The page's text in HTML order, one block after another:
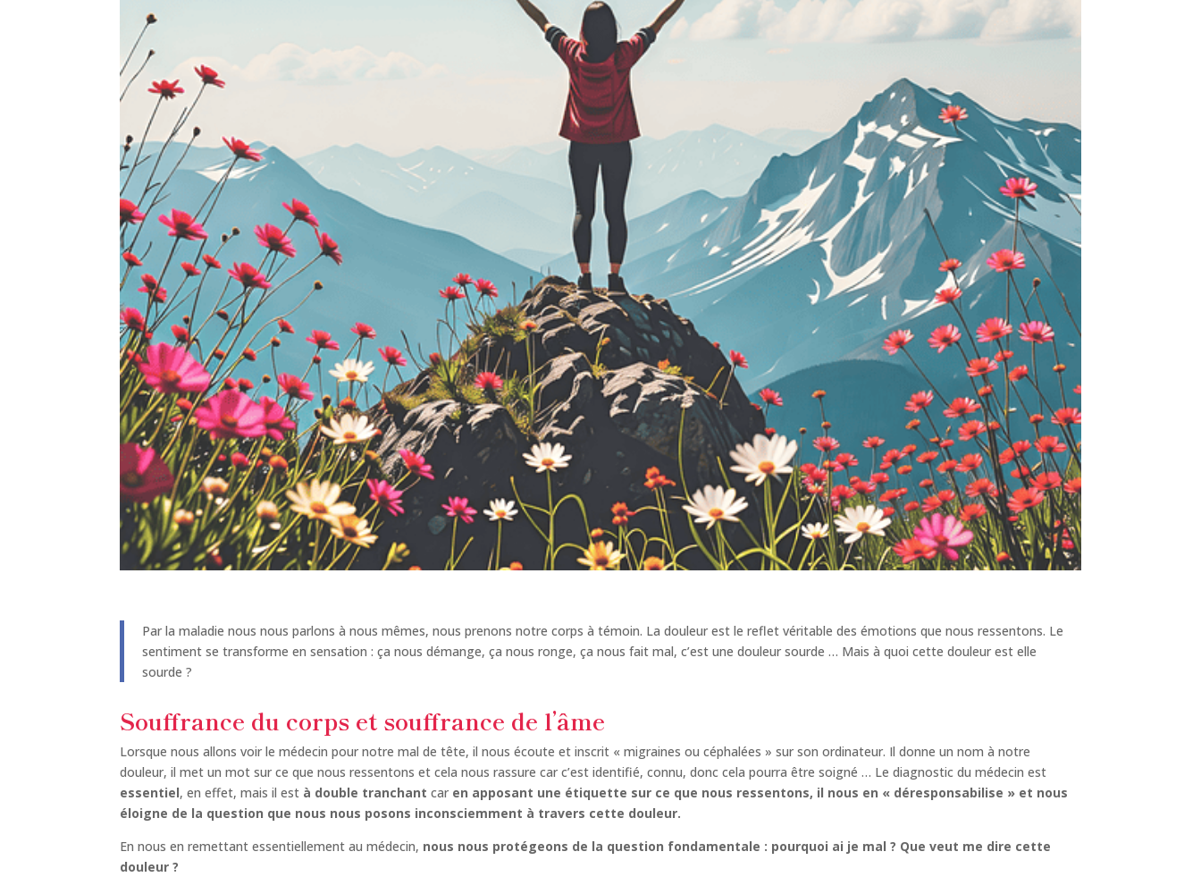
Par la maladie nous nous parlons à nous mêmes, nous prenons notre corps à témoin. La douleur est le reflet véritable des émotions que nous ressentons. Le
sentiment se transforme en sensation : ça nous démange, ça nous ronge, ça nous fait mal, c’est une douleur sourde … Mais à quoi cette douleur est elle
sourde ?
Souffrance du corps et souffrance de l’âme
Lorsque nous allons voir le médecin pour notre mal de tête, il nous écoute et inscrit « migraines ou céphalées » sur son ordinateur. Il donne un nom à notre
douleur, il met un mot sur ce que nous ressentons et cela nous rassure car c’est identifié, connu, donc cela pourra être soigné … Le diagnostic du médecin est
essentiel, en effet, mais il est à double tranchant car en apposant une étiquette sur ce que nous ressentons, il nous en « déresponsabilise » et nous
éloigne de la question que nous nous posons inconsciemment à travers cette douleur.
En nous en remettant essentiellement au médecin, nous nous protégeons de la question fondamentale : pourquoi ai je mal ? Que veut me dire cette
douleur ?